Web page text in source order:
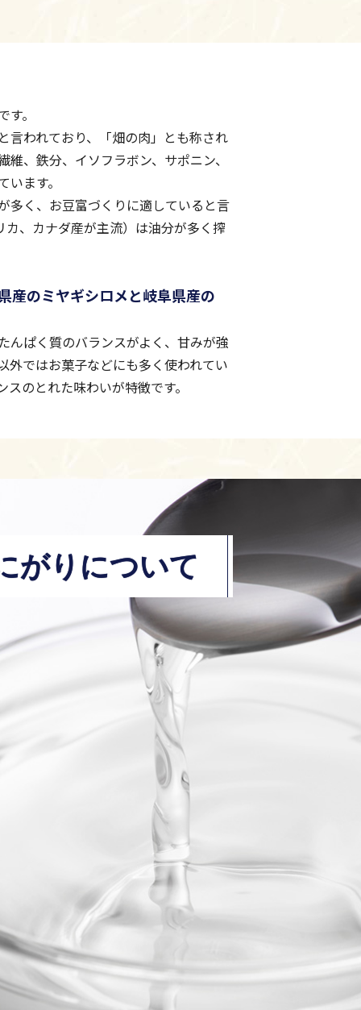
。
言われており、「畑の肉」とも称され
、鉄分、イソフラボン、サポニン、
ます。
多く、お豆富づくりに適していると言
、カナダ産が主流）は油分が多く搾
産のミヤギシロメと岐阜県産の
んぱく質のバランスがよく、甘みが強
外ではお菓子などにも多く使われてい
のとれた味わいが特徴です。
がりについて